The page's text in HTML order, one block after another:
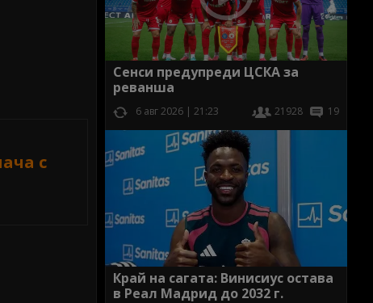
с
Сенси предупреди ЦСКА за
реванша
6 авг 2026 | 21:23 21928 19
Край на сагата: Винисиус остава
в Реал Мадрид до 2032 г.